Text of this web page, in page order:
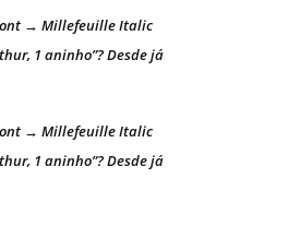
→ Millefeuille Italic
1 aninho”? Desde já
→ Millefeuille Italic
1 aninho”? Desde já